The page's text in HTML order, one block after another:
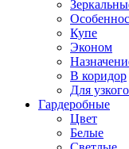
Купе
Эконом
В коридор
Для
Гардеробные
Цвет
Белые